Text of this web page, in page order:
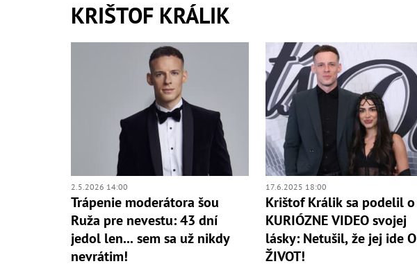
KRIŠTOF KRÁLIK
2.5.2026 14:00
Trápenie moderátora šou
Ruža pre nevestu: 43 dní
jedol len... sem sa už nikdy
nevrátim!
17.6.2025 18:00
Krištof Králik sa podelil o
KURIÓZNE VIDEO svojej
lásky: Netušil, že jej ide O
ŽIVOT!